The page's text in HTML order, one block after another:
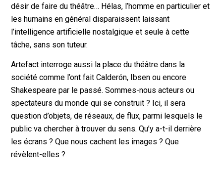
désir de faire du théâtre… Hélas, l’homme en particulier et
les humains en général disparaissent laissant
l’intelligence artificielle nostalgique et seule à cette
tâche, sans son tuteur.
Artefact interroge aussi la place du théâtre dans la
société comme l’ont fait Calderón, Ibsen ou encore
Shakespeare par le passé. Sommes-nous acteurs ou
spectateurs du monde qui se construit ? Ici, il sera
question d’objets, de réseaux, de flux, parmi lesquels le
public va chercher à trouver du sens. Qu’y a-t-il derrière
les écrans ? Que nous cachent les images ? Que
révèlent-elles ?